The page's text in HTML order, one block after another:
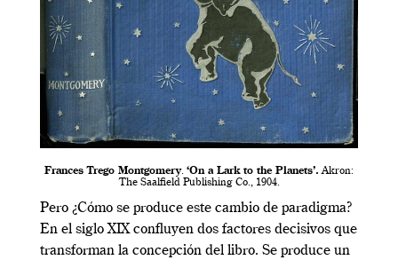
Frances Trego Montgomery. ‘On a Lark to the Planets’. Akron:
The Saalfield Publishing Co., 1904.
Pero ¿Cómo se produce este cambio de paradigma?
En el siglo XIX confluyen dos factores decisivos que
transforman la concepción del libro. Se produce un